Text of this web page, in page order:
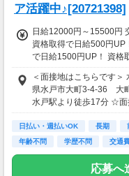
ア活躍中♪[20721398]
日給12000円～15500円
資格取得で日給500円UP
で日給1500円UP！ 資格
UP☆ ＜サンエス警備保
導2級または指導教育責
方には10万円を特別給付
※30勤務で3万円、60勤
金をおろせる！ 仕事が
いに行く手間は不要♪ ＜
未経験者：研修20H
験1年以上（直近3年以
＜面接地はこちらです＞
県水戸市大町3-4-36 大
水戸駅より徒歩17分 ☆面
しでOK）をご持参くださ
日払い・週払いOK 長期
年齢不問
学歴不問 交通
応募へ